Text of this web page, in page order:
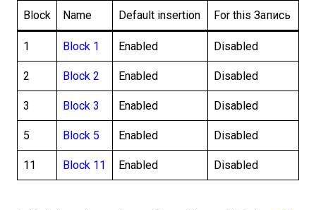
Block Name Default insertion For this Запись
1 Block 1 Enabled Disabled
2 Block 2 Enabled Disabled
3 Block 3 Enabled Disabled
5 Block 5 Enabled Disabled
11 Block 11 Enabled Disabled